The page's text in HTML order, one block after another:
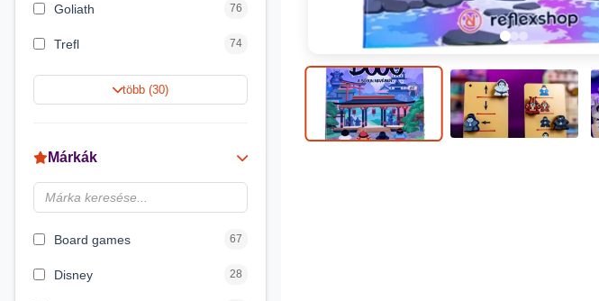
Goliath 76
Trefl 74
Keller&Mayer 60
Spin Master
Delta Vision 28
több (30)
Márkák
Board games 67
Disney 28